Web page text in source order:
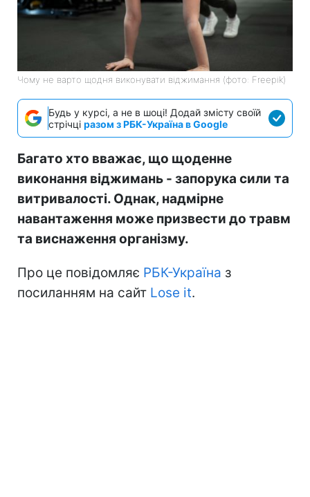
Чому не варто щодня виконувати віджимання (фото: Freepik)
Будь у курсі, а не в шоці! Додай змісту своїй
стрічці разом з РБК-Україна в Google
Багато хто вважає, що щоденне
виконання віджимань - запорука сили та
витривалості. Однак, надмірне
навантаження може призвести до травм
та виснаження організму.
Про це повідомляє РБК-Україна з
посиланням на сайт Lose it.